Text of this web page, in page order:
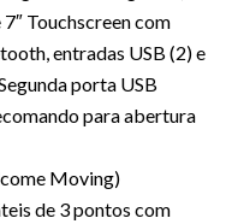
Touchscreen com
entradas USB (2) e
porta USB
para abertura
Moving)
de 3 pontos com